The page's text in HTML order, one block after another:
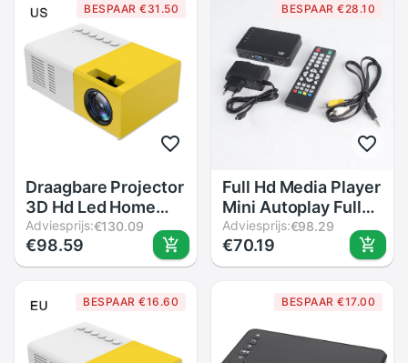
Sd/Mmc Poort
Afstandsbediening
Contro
Sd/Mmc Poort
Afstandsbediening
Contro
BESPAAR €31.50
Draagbare Projector
3D Hd Led Home
Theater Cinema
1080P Hdmi Usb
Audio Projector
Projector Camara
Masanori
Adviesprijs:€130.09
€98.59
BESPAAR €28.10
Full Hd Media Player
Mini Autoplay Full
Hd 1920X1080 Vga
Av Usb Harde Schijf
U Schijf
F10 Externalplayer
Adviesprijs:€98.29
€70.19
BESPAAR €16.60 BESPAAR €17.00